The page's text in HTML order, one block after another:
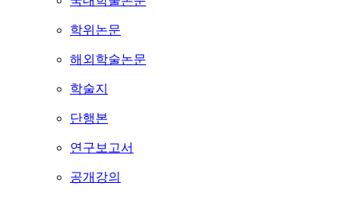
학위논문
해외학술논문
학술지
단행본
연구보고서
공개강의